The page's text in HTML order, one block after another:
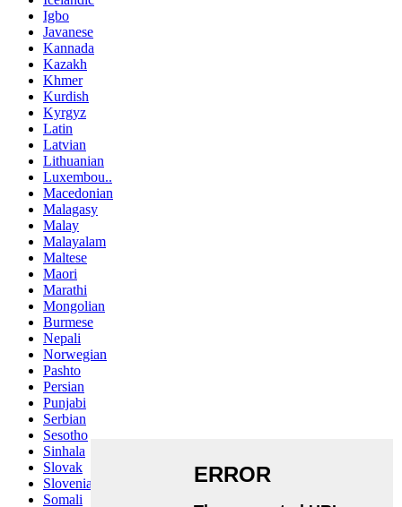
Igbo
Javanese
Kannada
Kazakh
Khmer
Kurdish
Kyrgyz
Latin
Latvian
Lithuanian
Luxembou..
Macedonian
Malagasy
Malay
Malayalam
Maltese
Maori
Marathi
Mongolian
Burmese
Nepali
Norwegian
Pashto
Persian
Punjabi
Serbian
Sesotho
Sinhala
Slovak
Slovenian
Somali